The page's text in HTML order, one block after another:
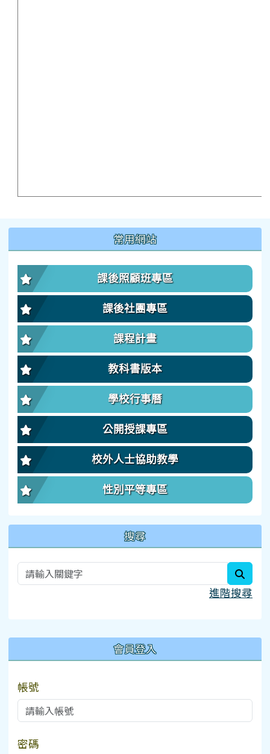
常用網站
課後照顧班專區
課後社團專區
課程計畫
教科書版本
學校行事曆
公開授課專區
校外人士協助教學
性別平等專區
搜尋
進階搜尋
會員登入
帳號
密碼